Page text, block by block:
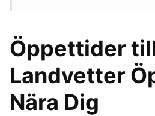
Öppettider
Landvetter
Nära Dig